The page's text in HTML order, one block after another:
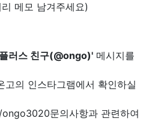
리 메모 남겨주세요)
러스 친구(@ongo)' 메시지를
의 인스타그램에서 확인하실
문의사항과 관련하여